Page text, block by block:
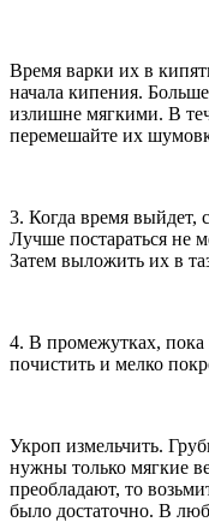
Время варки их в
начала кипения.
излишне мягкими. В
перемешайте их
3. Когда время выйдет,
Лучше постараться не
Затем выложить их в
4. В промежутках, пока
почистить и мелко
Укроп измельчить.
нужны только мягкие
преобладают, то
было достаточно. В